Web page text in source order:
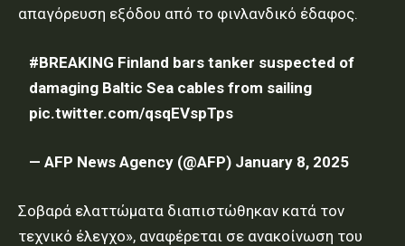
απαγόρευση εξόδου από το φινλανδικό έδαφος.
#BREAKING Finland bars tanker suspected of
damaging Baltic Sea cables from sailing
pic.twitter.com/qsqEVspTps
— AFP News Agency (@AFP) January 8, 2025
Σοβαρά ελαττώματα διαπιστώθηκαν κατά τον
τεχνικό έλεγχο», αναφέρεται σε ανακοίνωση του